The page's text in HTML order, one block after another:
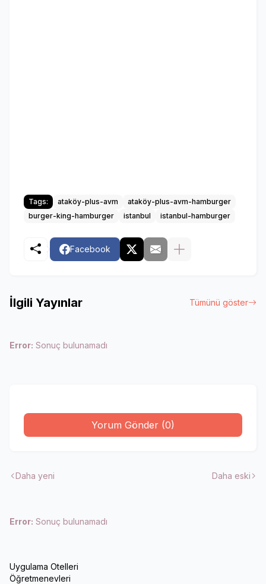
Tags: ataköy-plus-avm
ataköy-plus-avm-hamburger
burger-king-hamburger
istanbul istanbul-hamburger
Facebook
İlgili Yayınlar Tümünü göster
Error: Sonuç bulunamadı
Yorum Gönder (0)
Daha yeni Daha eski
Error: Sonuç bulunamadı
Uygulama Otelleri
Öğretmenevleri